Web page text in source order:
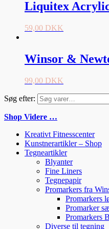
Liquitex
59,00 DKK
Winsor &
99,00 DKK
Søg efter:
Shop Videre …
Kreativt Fitnesscenter
Kunstnerartikler – Shop
Tegneartikler
Blyanter
Fine Liners
Tegnepapir
Promarkers fra
Promarkers
Promarker
Promarkers
Diverse til tegning